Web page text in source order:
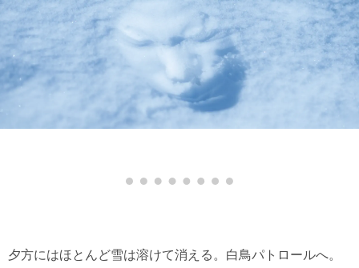
夕方にはほとんど雪は溶けて消える。白鳥パトロールへ。